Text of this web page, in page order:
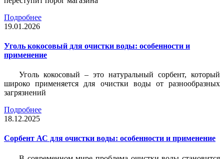
Подробнее
19.01.2026
Уголь кокосовый для очистки воды: особенности и
применение
Уголь кокосовый – это натуральный сорбент, который
широко применяется для очистки воды от разнообразных
загрязнений
Подробнее
18.12.2025
Сорбент АС для очистки воды: особенности и применение